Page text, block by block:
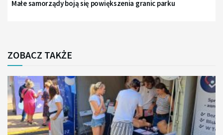
Małe samorządy boją się powiększenia granic parku
ZOBACZ TAKŻE